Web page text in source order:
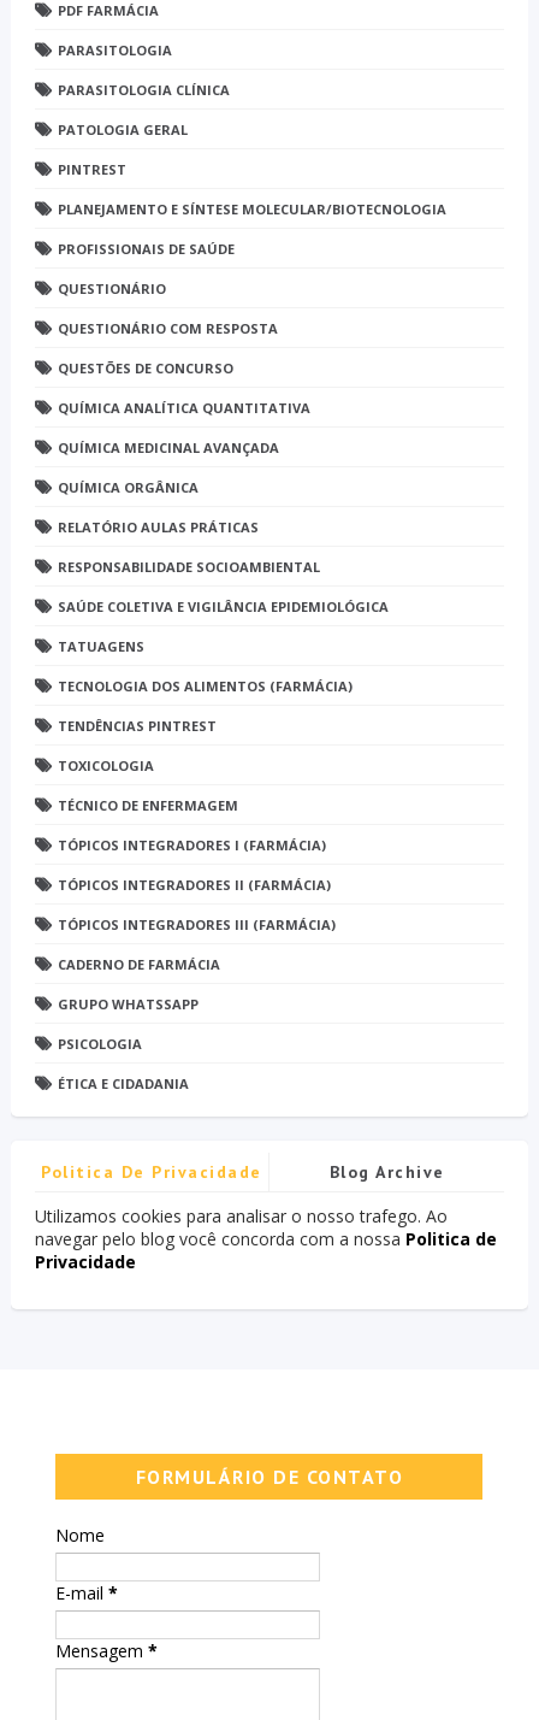
PDF FARMÁCIA
PARASITOLOGIA
PARASITOLOGIA CLÍNICA
PATOLOGIA GERAL
PINTREST
PLANEJAMENTO E SÍNTESE MOLECULAR/BIOTECNOLOGIA
PROFISSIONAIS DE SAÚDE
QUESTIONÁRIO
QUESTIONÁRIO COM RESPOSTA
QUESTÕES DE CONCURSO
QUÍMICA ANALÍTICA QUANTITATIVA
QUÍMICA MEDICINAL AVANÇADA
QUÍMICA ORGÂNICA
RELATÓRIO AULAS PRÁTICAS
RESPONSABILIDADE SOCIOAMBIENTAL
SAÚDE COLETIVA E VIGILÂNCIA EPIDEMIOLÓGICA
TATUAGENS
TECNOLOGIA DOS ALIMENTOS (FARMÁCIA)
TENDÊNCIAS PINTREST
TOXICOLOGIA
TÉCNICO DE ENFERMAGEM
TÓPICOS INTEGRADORES I (FARMÁCIA)
TÓPICOS INTEGRADORES II (FARMÁCIA)
TÓPICOS INTEGRADORES III (FARMÁCIA)
CADERNO DE FARMÁCIA
GRUPO WHATSSAPP
PSICOLOGIA
ÉTICA E CIDADANIA
Politica De Privacidade Blog Archive
Utilizamos cookies para analisar o nosso trafego. Ao
navegar pelo blog você concorda com a nossa Politica de
Privacidade
FORMULÁRIO DE CONTATO
Nome
E-mail*
Mensagem*